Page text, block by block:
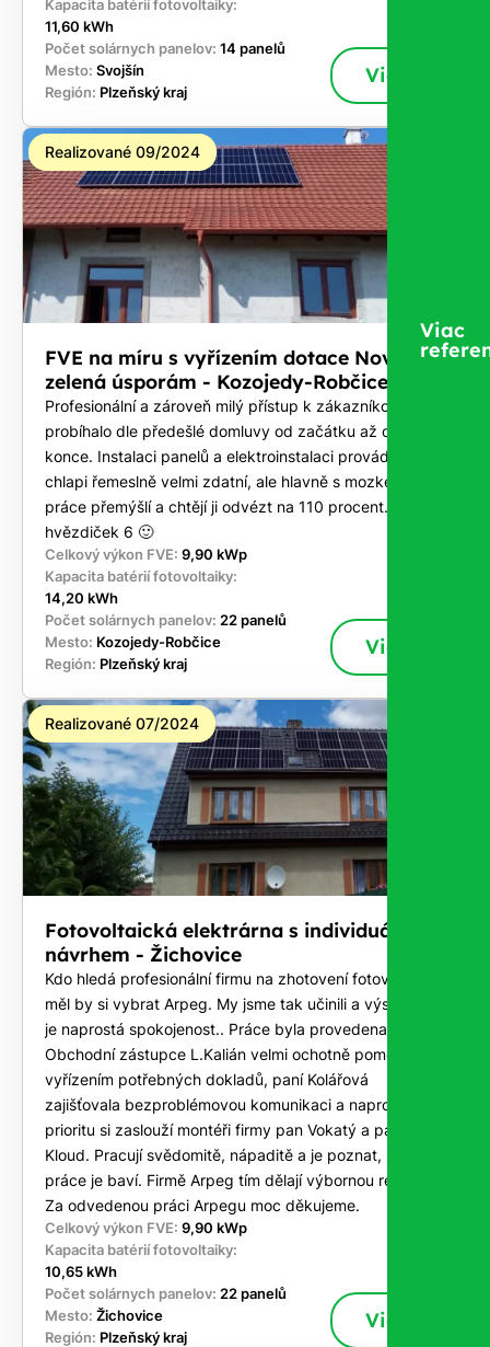
Kapacita batérií fotovoltaiky:
11,60 kWh
Počet solárnych panelov: 14 panelů
Mesto: Svojšín
Región: Plzeňský kraj
Viac
Realizované 09/2024
FVE na míru s vyřízením dotace Nová
zelená úsporám - Kozojedy-Robčice
Profesionální a zároveň milý přístup k zákazníkovi. Vše
probíhalo dle předešlé domluvy od začátku až do
konce. Instalaci panelů a elektroinstalaci prováděli
chlapi řemeslně velmi zdatní, ale hlavně s mozkem, co u
práce přemýšlí a chtějí ji odvézt na 110 procent. Za mě
hvězdiček 6 🙂
Celkový výkon FVE: 9,90 kWp
Kapacita batérií fotovoltaiky:
14,20 kWh
Počet solárnych panelov: 22 panelů
Mesto: Kozojedy-Robčice
Región: Plzeňský kraj
Viac
Realizované 07/2024
Fotovoltaická elektrárna s individuálním
návrhem - Žichovice
Kdo hledá profesionální firmu na zhotovení fotovoltaiky
měl by si vybrat Arpeg. My jsme tak učinili a výsledkem
je naprostá spokojenost.. Práce byla provedena na klíč.
Obchodní zástupce L.Kalián velmi ochotně pomohl s
vyřízením potřebných dokladů, paní Kolářová
zajišťovala bezproblémovou komunikaci a naprostou
prioritu si zaslouží montéři firmy pan Vokatý a pan
Kloud. Pracují svědomitě, nápaditě a je poznat, že tato
práce je baví. Firmě Arpeg tím dělají výbornou reklamu.
Za odvedenou práci Arpegu moc děkujeme.
Celkový výkon FVE: 9,90 kWp
Kapacita batérií fotovoltaiky:
10,65 kWh
Počet solárnych panelov: 22 panelů
Mesto: Žichovice
Región: Plzeňský kraj
Viac
Viac